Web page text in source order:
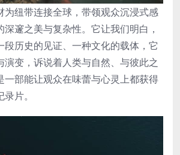
为纽带连接全球，带领观众沉浸式感
邃之美与复杂性。它让我们明白，
段历史的见证、一种文化的载体，它
演变，诉说着人类与自然、与彼此之
一部能让观众在味蕾与心灵上都获得
片。